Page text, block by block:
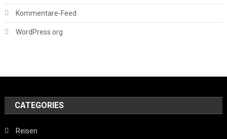
Kommentare-Feed
WordPress.org
CATEGORIES
Reisen